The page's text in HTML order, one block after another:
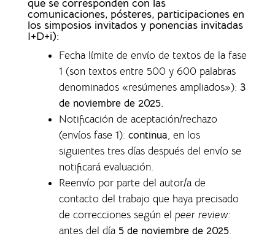
que se corresponden con las
comunicaciones, pósteres, participaciones en
los simposios invitados y ponencias invitadas
I+D+i):
Fecha límite de envío de textos de la fase
1 (son textos entre 500 y 600 palabras
denominados «resúmenes ampliados»): 3
de noviembre de 2025.
Notificación de aceptación/rechazo
(envíos fase 1): continua, en los
siguientes tres días después del envío se
notificará evaluación.
Reenvío por parte del autor/a de
contacto del trabajo que haya precisado
de correcciones según el peer review:
antes del día 5 de noviembre de 2025.